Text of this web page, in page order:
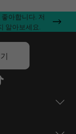
아합니다. 저
알아보세요.